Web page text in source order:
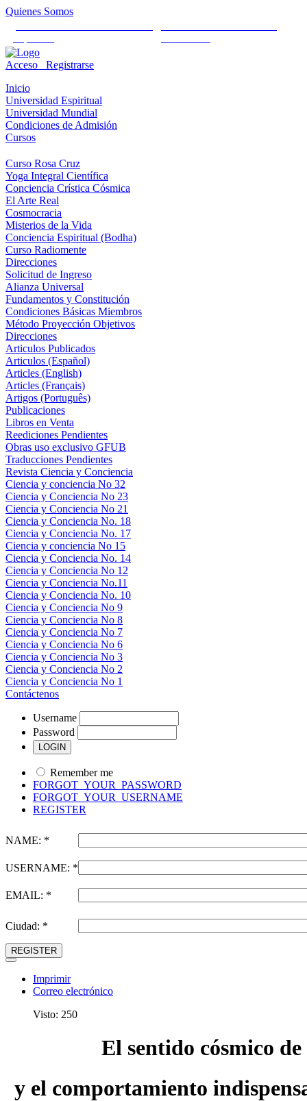
Quienes Somos
Acceso
Registrarse
Inicio
Universidad Espiritual
Universidad Mundial
Condiciones de Admisión
Cursos
Curso Rosa Cruz
Yoga Integral Científica
Conciencia Crística Cósmica
El Arte Real
Cosmocracia
Misterios de la Vida
Conciencia Espiritual (Bodha)
Curso Radiomente
Direcciones
Solicitud de Ingreso
Alianza Universal
Fundamentos y Constitución
Condiciones Básicas Miembros
Método Proyección Objetivos
Direcciones
Articulos Publicados
Articulos (Español)
Articles (English)
Articles (Français)
Artigos (Português)
Publicaciones
Libros en Venta
Reediciones Pendientes
Obras uso exclusivo GFUB
Traducciones Pendientes
Revista Ciencia y Conciencia
Ciencia y conciencia No 32
Ciencia y Conciencia No 23
Ciencia y Conciencia No 21
Ciencia y Conciencia No. 18
Ciencia y Conciencia No. 17
Ciencia y conciencia No 15
Ciencia y Conciencia No. 14
Ciencia y Conciencia No 12
Ciencia y Conciencia No.11
Ciencia y Conciencia No. 10
Ciencia y Conciencia No 9
Ciencia y Conciencia No 8
Ciencia y Conciencia No 7
Ciencia y Conciencia No 6
Ciencia y Conciencia No 3
Ciencia y Conciencia No 2
Ciencia y Conciencia No 1
Contáctenos
Username
Password
Remember me
FORGOT_YOUR_PASSWORD
FORGOT_YOUR_USERNAME
REGISTER
NAME: *
USERNAME: *
EMAIL: *
Ciudad: *
REGISTER
Imprimir
Correo electrónico
Visto: 250
El sentido cósmico
y el comportamiento